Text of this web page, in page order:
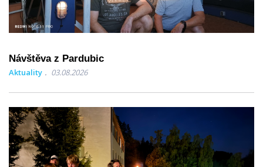
Návštěva z Pardubic
Aktuality 03.08.2026